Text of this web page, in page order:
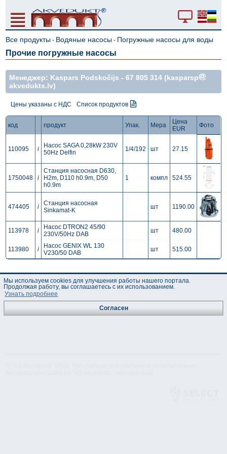
Все продукты - Водяные насосы - Погружные насосы для воды
Прочие погружные насосы
Mенеджер: Kaspars Podskočijs -67 805 314 (kasparsp
akvedukts.lv)
Цены указаны с НДС Список продуктов
код продукт Упак. Мера
Цена
EUR
Фото
110095 i
Насос SAGA 0,28kW 230V
50Hz Delfin
1/4/192 шт 27.15
1750048 i
Станция насосная D630,
H2m, D110 h0.9m, D50
h0.9m
1 компл 524.55
474405 i
Станция насосная
Sinkamat-K
шт 1190.00
113978 i
Hacoc DTRON2 45/90
230V/50Hz DAB
шт 480.00
113980 i
Hacoc GENIX WL 130
V230/50 DAB
шт 515.00
Мы используем cookies для улучшения работы нашего портала.
Продолжая работу, вы соглашаетесь с их использованием.
Узнать подробнее
Согласен